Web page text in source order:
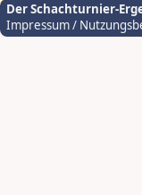
Der Schachturnier-
Impressum /